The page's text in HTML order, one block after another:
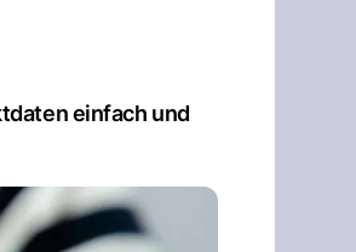
einfach und